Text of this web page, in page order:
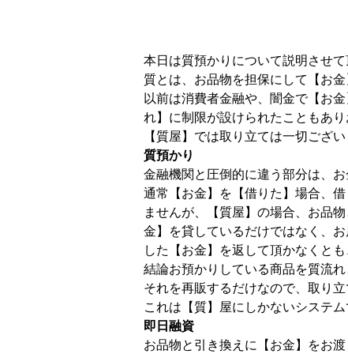
本日は質預かりについて説明させ
質とは、お品物を担保にして【お
以前は消費者金融や、闇金で【お
れ】に制限が設けられたこともあ
【質屋】では取り立ては一切ござ
質預かり
金融機関と圧倒的に違う部分は、
通常【お金】を【借りた】場合、
ませんが、【質屋】の場合、お品
金】を貸しているだけではなく、
した【お金】を返して頂かなくと
結論お預かりしている商品を質流
それを再販するだけなので、取り
これは【質】屋にしかないシステム
即日融資
お品物と引き換えに【お金】をお